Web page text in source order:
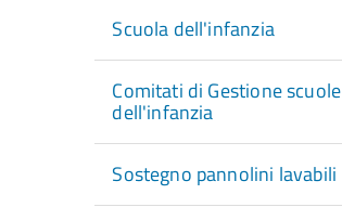
Scuola dell'infanzia
Comitati di Gestione scuole
dell'infanzia
Sostegno pannolini lavabili